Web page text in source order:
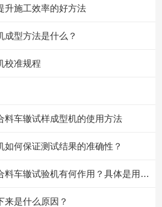
升施工效率的好方法
型方法是什么？
校准规程
料车辙试样成型机的使用方法
何保证测试结果的准确性？
好色先生下载安装混合料车辙试验机有何作用？具体是用来干什么的？
是什么原因？